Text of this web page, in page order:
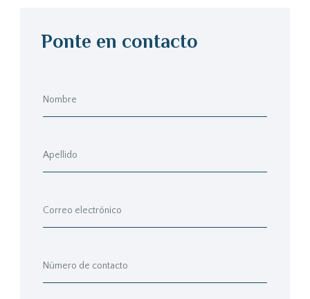
Ponte en contacto